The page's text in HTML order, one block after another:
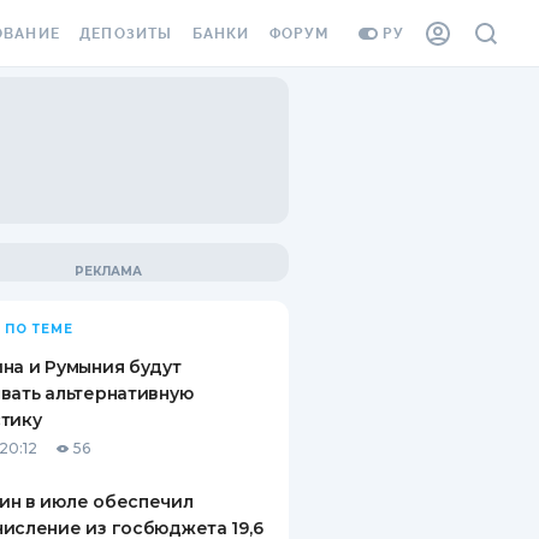
РУ
ВИНЬЕТКА
СОТРУДНИКОВ
ОТ
СЛУЧАЕВ
ДЕПОЗИТЫ
ВОПРОСЫ И ОТВЕТЫ
СБЕРЕЖЕНИЯМ
БАНКИ ФОРУМ
ПО ТЕМЕ
и Румыния будут
альтернативную
56
в июле обеспечил
из госбюджета 19,6